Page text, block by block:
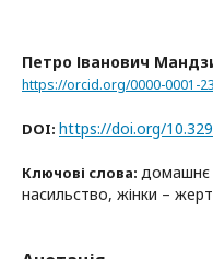
Петро Іванович
https://orcid.org/0000-0001-
DOI: https://doi.org/
Ключові слова: домашнє
насильство, жінки –